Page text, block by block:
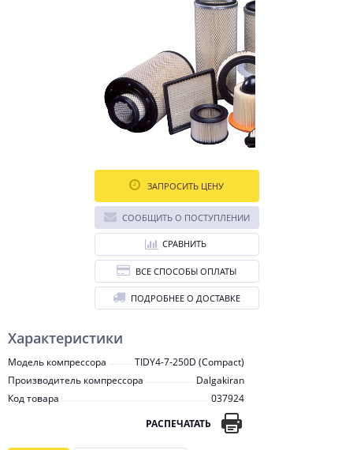
Характеристики
Модель компрессора
TIDY4-7-250D (Compact)
Производитель компрессора
Dalgakiran
Код товара
037924
РАСПЕЧАТАТЬ
ЗАПРОСИТЬ ЦЕНУ
СООБЩИТЬ О ПОСТУПЛЕНИИ
СРАВНИТЬ
ВСЕ СПОСОБЫ ОПЛАТЫ
ПОДРОБНЕЕ О ДОСТАВКЕ